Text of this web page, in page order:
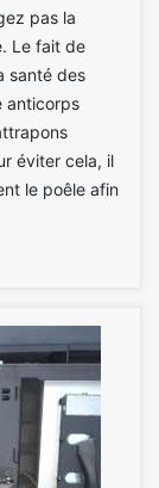
pas la
Le fait de
santé des
anticorps
éviter cela, il
le poêle afin